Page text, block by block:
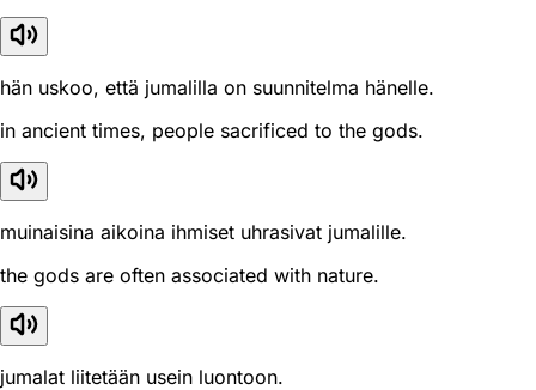
hän uskoo, että jumalilla on suunnitelma hänelle.
in ancient times, people sacrificed to the gods.
muinaisina aikoina ihmiset uhrasivat jumalille.
the gods are often associated with nature.
jumalat liitetään usein luontoon.